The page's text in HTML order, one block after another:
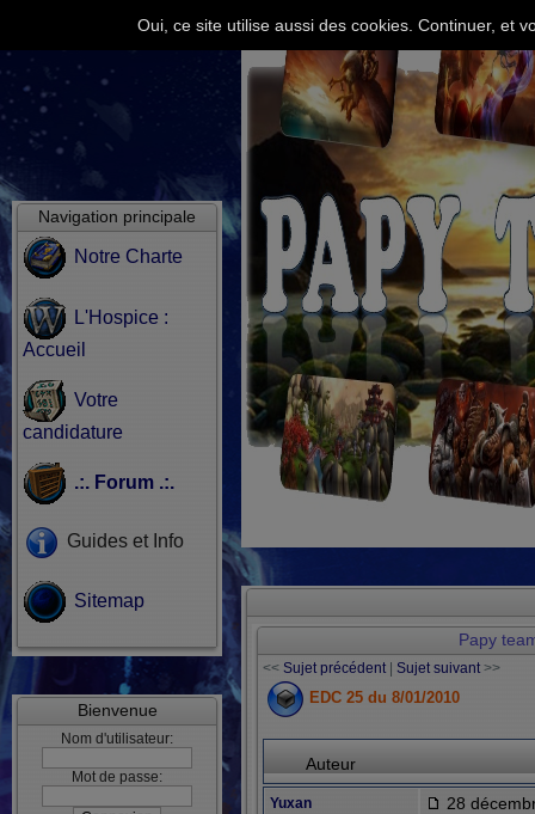
Navigation principale
Notre Charte
L'Hospice :
Accueil
Votre
candidature
.:. Forum .:.
Guides et Info
Sitemap
Bienvenue
Nom d'utilisateur:
Mot de passe:
Papy
<< Sujet précédent| Sujet suivant>>
EDC 25 du 8/01/2010
Auteur
Yuxan 28
Oui, ce site utilise aussi des cookies. Continuer, et